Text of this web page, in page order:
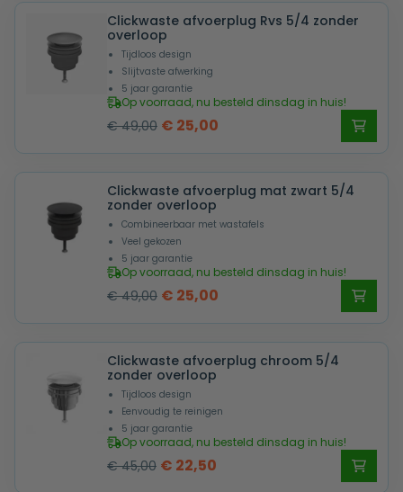
€ 59,00.€ 29,00.
Clickwaste afvoerplug Rvs 5/4 zonder
overloop
Tijdloos design
Slijtvaste afwerking
5 jaar garantie
Op voorraad, nu besteld dinsdag in huis!
€49,00 Oorspronkelijke
was:
€ 49,00.
€ 25,00
is:
€ 25,00.
Clickwaste afvoerplug mat zwart 5/4
zonder overloop
Combineerbaar met wastafels
Veel gekozen
5 jaar garantie
Op voorraad, nu besteld dinsdag in huis!
€49,00 Oorspronkelijke
was:
€ 49,00.
€ 25,00
is:
€ 25,00.
Clickwaste afvoerplug chroom 5/4
zonder overloop
Tijdloos design
Eenvoudig te reinigen
5 jaar garantie
Op voorraad, nu besteld dinsdag in huis!
€45,00 Oorspronkelijke
€ 22,50